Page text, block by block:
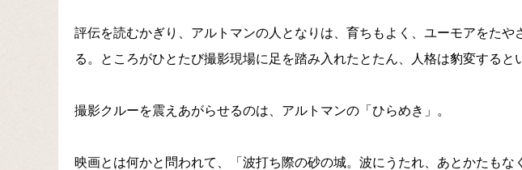
評伝を読むかぎり、アルトマンの人となりは、育ちもよく、ユーモアをたや
る。ところがひとたび撮影現場に足を踏み入れたとたん、人格は豹変すると
撮影クルーを震えあがらせるのは、アルトマンの「ひらめき」。
映画とは何かと問われて、「波打ち際の砂の城。波にうたれ、あとかたもな